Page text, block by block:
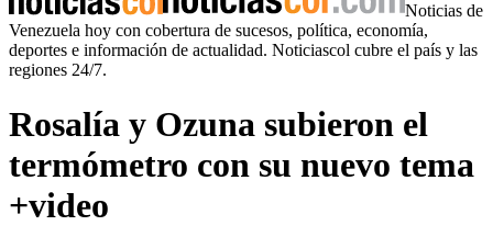
Noticias de
Venezuela hoy con cobertura de sucesos, política, economía,
deportes e información de actualidad. Noticiascol cubre el país y las
regiones 24/7.
Rosalía y Ozuna subieron el
termómetro con su nuevo tema
+video